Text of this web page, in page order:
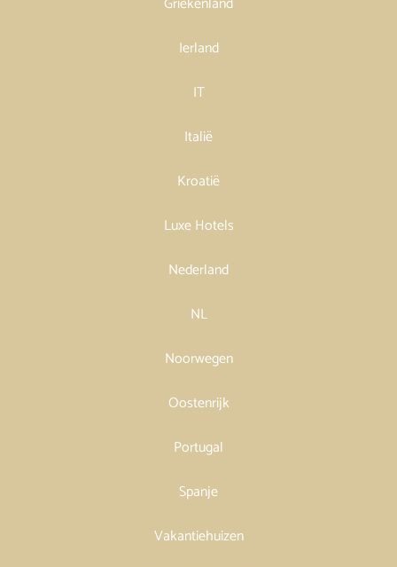
Ierland
IT
Italië
Kroatië
Luxe Hotels
Nederland
NL
Noorwegen
Oostenrijk
Portugal
Spanje
Vakantiehuizen